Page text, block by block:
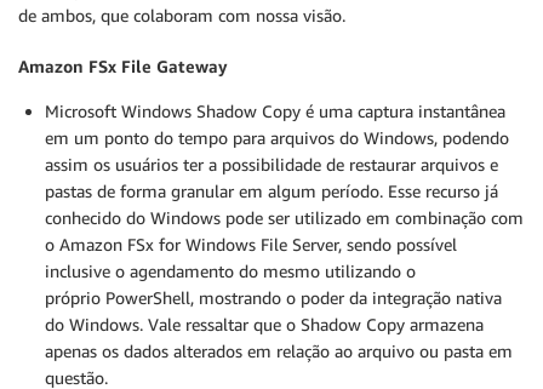
de ambos, que colaboram com nossa visão.
Amazon FSx File Gateway
Microsoft Windows Shadow Copy é uma captura instantânea
em um ponto do tempo para arquivos do Windows, podendo
assim os usuários ter a possibilidade de restaurar arquivos e
pastas de forma granular em algum período. Esse recurso já
conhecido do Windows pode ser utilizado em combinação com
o Amazon FSx for Windows File Server, sendo possível
inclusive o agendamento do mesmo utilizando o
próprio PowerShell, mostrando o poder da integração nativa
do Windows. Vale ressaltar que o Shadow Copy armazena
apenas os dados alterados em relação ao arquivo ou pasta em
questão.